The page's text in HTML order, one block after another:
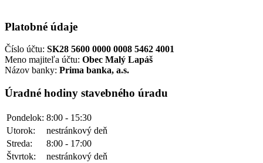
Platobné údaje
Číslo účtu: SK28 5600 0000 0008 5462 4001
Meno majiteľa účtu: Obec Malý Lapáš
Názov banky: Prima banka, a.s.
Úradné hodiny stavebného úradu
Pondelok: 8:00 - 15:30
Utorok:
nestránkový deň
Streda:
8:00 - 17:00
Štvrtok:
nestránkový deň